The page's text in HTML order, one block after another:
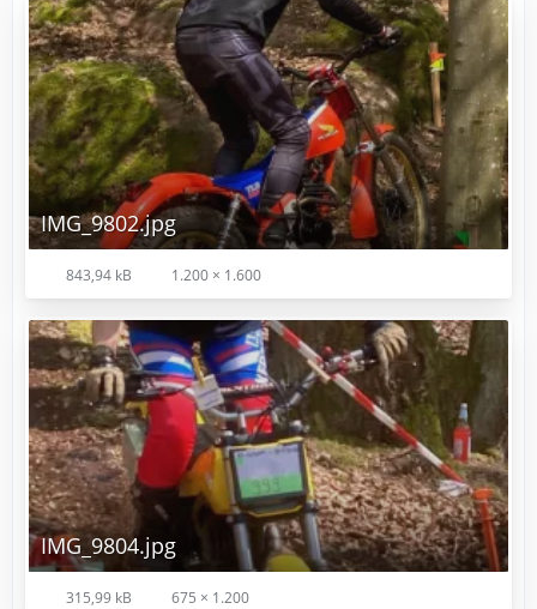
IMG_9802.jpg
843,94 kB 1.200 × 1.600
IMG_9804.jpg
315,99 kB 675 × 1.200